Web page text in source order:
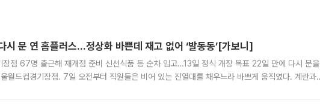
시 문 연 홈플러스…정상화 바쁜데 재고 없어 ‘발동동’[가보니]
장점 67명 출근해 재개점 준비 신선식품 등 순차 입고…13일 정식 개장 목표 22일 만에 다시 문을
월드컵경기장점. 7일 오전부터 직원들은 비어 있는 진열대를 채우느라 바쁘게 움직였다. 계란과